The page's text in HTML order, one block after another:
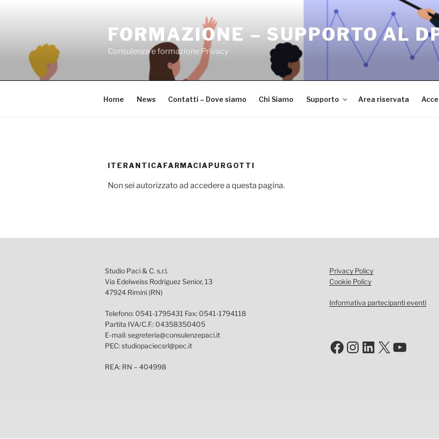
FORMAZIONE – SUPPORTO AL
Consulenza e formazione Privacy
Home News Contatti – Dove siamo Chi Siamo Supporto Area riservata
ITERANTICAFARMACIAPURGOTTI
Non sei autorizzato ad accedere a questa pagina.
Studio Paci & C. s.r.l.
Via Edelweiss Rodriguez Senior, 13
47924 Rimini (RN)
Telefono: 0541-1795431 Fax: 0541-1794118
Partita IVA/C.F.: 04358350405
E-mail: segreteria@consulenzepaci.it
PEC: studiopaciecsrl@pec.it
REA: RN – 404998
Privacy Policy
Cookie Policy
Informativa partecipanti eventi
Facebook
Instagram
LinkedIn
X